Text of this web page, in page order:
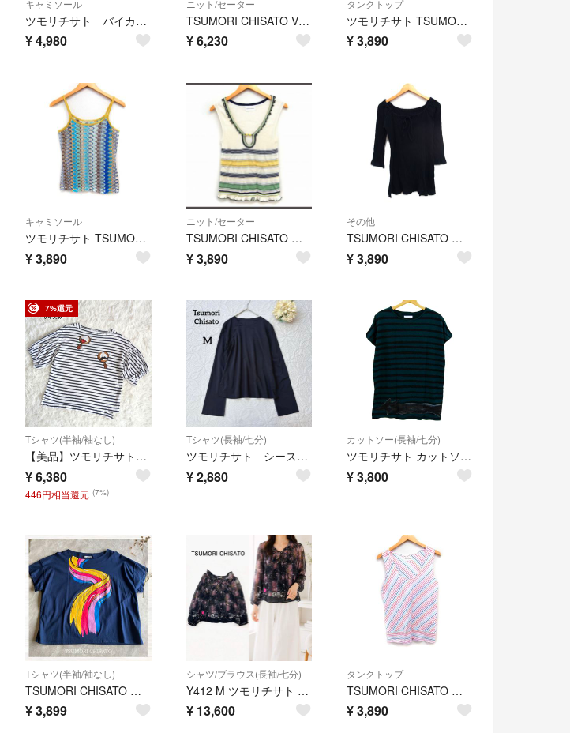
キャミソール
ツモリチサト バイカラー ボーダー変形キャミソールカットソー サイズ2
¥4,980
ニット/セーター
TSUMORI CHISATO Vネック 変形ニット 長袖 新品 2サイズ
¥6,230
タンクトップ
ツモリチサト TSUMORI CHISATO ウール ニット タンクトップ
¥3,890
キャミソール
ツモリチサト TSUMORI CHISATO ジャガード ニット キャミソール
¥3,890
ニット/セーター
TSUMORI CHISATO サマーニット セーター ノースリーブ キーネック
¥3,890
その他
TSUMORI CHISATO 楊柳 ブラウス ドローストリングネック ブラック
¥3,890
7%還元
Tシャツ(半袖/袖なし)
【美品】ツモリチサト 総柄 ボーダー 刺繍 カットソー ボリュームスリーブ M
¥6,380
446円相当還元 (7%)
Tシャツ(長袖/七分)
ツモリチサト シースルートップス ストレッチ ブラック 透け感 薄手 さらさら
¥2,880
カットソー(長袖/七分)
ツモリチサト カットソー シャツ トップス 半袖 ボーダー レディース 2サイズ グリーン×ブラック TSUMORI CHISATO
¥3,800
Tシャツ(半袖/袖なし)
TSUMORI CHISATO 日本製 グラフィックTシャツ ネイビー 半袖
¥3,899
シャツ/ブラウス(長袖/七分)
Y412 M ツモリチサト フリル リボン 星座柄 シルク ブラウス レディース
¥ 13,600
タンクトップ
TSUMORI CHISATO カラフル ストライプ タンクトップ コットン 綿
¥3,890